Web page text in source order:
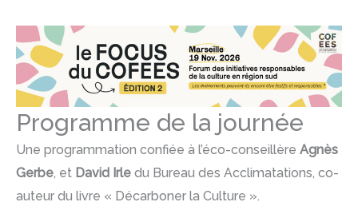
Programme de la journée
Une programmation confiée à l’éco-conseillère Agnès
Gerbe, et David Irle du Bureau des Acclimatations, co-
auteur du livre « Décarboner la Culture ».